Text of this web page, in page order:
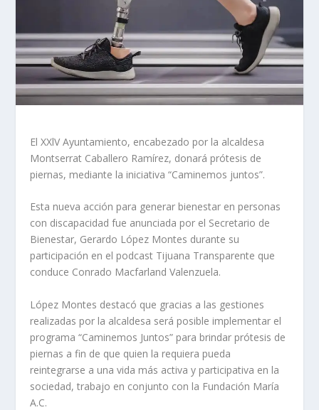
El XXlV Ayuntamiento, encabezado por la alcaldesa
Montserrat Caballero Ramírez, donará prótesis de
piernas, mediante la iniciativa “Caminemos juntos”.
Esta nueva acción para generar bienestar en personas
con discapacidad fue anunciada por el Secretario de
Bienestar, Gerardo López Montes durante su
participación en el podcast Tijuana Transparente que
conduce Conrado Macfarland Valenzuela.
López Montes destacó que gracias a las gestiones
realizadas por la alcaldesa será posible implementar el
programa “Caminemos Juntos” para brindar prótesis de
piernas a fin de que quien la requiera pueda
reintegrarse a una vida más activa y participativa en la
sociedad, trabajo en conjunto con la Fundación María
A.C.